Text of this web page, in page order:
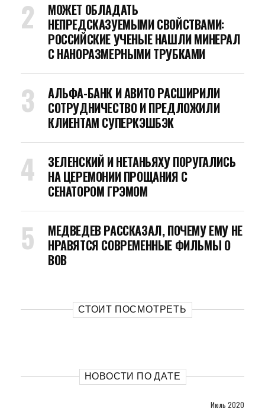
МОЖЕТ ОБЛАДАТЬ
НЕПРЕДСКАЗУЕМЫМИ СВОЙСТВАМИ:
РОССИЙСКИЕ УЧЕНЫЕ НАШЛИ МИНЕРАЛ
С НАНОРАЗМЕРНЫМИ ТРУБКАМИ
АЛЬФА-БАНК И АВИТО РАСШИРИЛИ
СОТРУДНИЧЕСТВО И ПРЕДЛОЖИЛИ
КЛИЕНТАМ СУПЕРКЭШБЭК
ЗЕЛЕНСКИЙ И НЕТАНЬЯХУ ПОРУГАЛИСЬ
НА ЦЕРЕМОНИИ ПРОЩАНИЯ С
СЕНАТОРОМ ГРЭМОМ
МЕДВЕДЕВ РАССКАЗАЛ, ПОЧЕМУ ЕМУ НЕ
НРАВЯТСЯ СОВРЕМЕННЫЕ ФИЛЬМЫ О
ВОВ
СТОИТ ПОСМОТРЕТЬ
НОВОСТИ ПО ДАТЕ
Июль 2020